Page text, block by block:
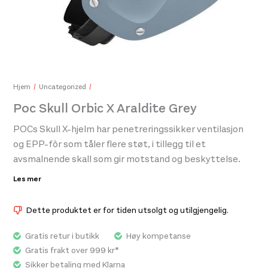
499,-
Hjem Uncategorized
Poc Skull Orbic X Araldite Grey
POCs Skull X-hjelm har penetreringssikker ventilasjon
og EPP-fôr som tåler flere støt, i tillegg til et
avsmalnende skall som gir motstand og beskyttelse.
Ørebeskyttelsene er utformet for å ha mindre
Dette produktet er for tiden utsolgt og utilgjengelig.
Les mer
Gratis retur i butikk
Høy kompetanse
Gratis frakt over 999 kr*
Sikker betaling med Klarna